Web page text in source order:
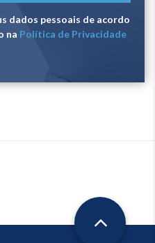
dados pessoais de acordo
na Política de Privacidade